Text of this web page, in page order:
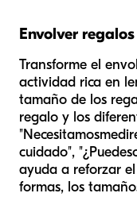
Envolver
Transforme el
actividad rica en
tamaño de los
regalo y los
"Necesitamosmedir
cuidado", "¿Puedes
ayuda a reforzar
formas, los